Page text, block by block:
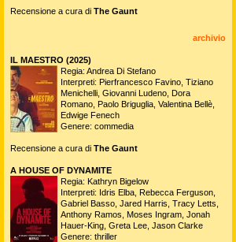
Recensione a cura di The Gaunt
archivio
IL MAESTRO (2025)
Regia: Andrea Di Stefano
Interpreti: Pierfrancesco Favino, Tiziano
Menichelli, Giovanni Ludeno, Dora
Romano, Paolo Briguglia, Valentina Bellè,
Edwige Fenech
Genere: commedia
Recensione a cura di The Gaunt
A HOUSE OF DYNAMITE
Regia: Kathryn Bigelow
Interpreti: Idris Elba, Rebecca Ferguson,
Gabriel Basso, Jared Harris, Tracy Letts,
Anthony Ramos, Moses Ingram, Jonah
Hauer-King, Greta Lee, Jason Clarke
Genere: thriller